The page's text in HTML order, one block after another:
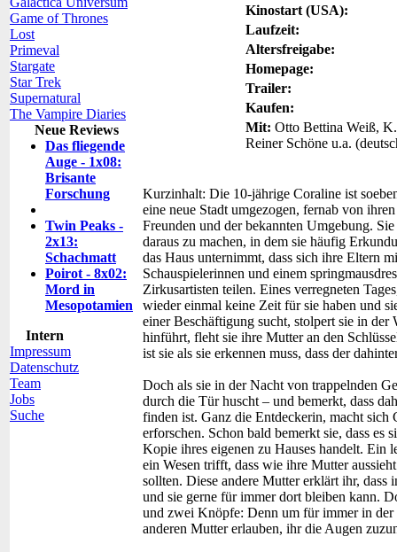
Game of Thrones
Lost
Primeval
Stargate
Star Trek
Supernatural
The Vampire Diaries
Neue Reviews
Das fliegende
Auge - 1x08:
Brisante
Forschung
Twin Peaks -
2x13:
Schachmatt
Poirot - 8x02:
Mord in
Mesopotamien
Intern
Impressum
Datenschutz
Team
Jobs
Suche
Kinostart (USA):
Laufzeit:
Altersfreigabe:
Homepage:
Trailer:
Kaufen:
Mit: Otto Bettina Weiß,
Reiner Schöne u.a.
Kurzinhalt: Die 10-jährige Coraline ist
eine neue Stadt umgezogen, fernab von
Freunden und der bekannten Umgebung. Sie
daraus zu machen, in dem sie häufig
das Haus unternimmt, dass sich ihre Eltern
Schauspielerinnen und einem
Zirkusartisten teilen. Eines verregneten
wieder einmal keine Zeit für sie haben und
einer Beschäftigung sucht, stolpert sie in
hinführt, fleht sie ihre Mutter an den
ist sie als sie erkennen muss, dass der
Doch als sie in der Nacht von trappelnden
durch die Tür huscht – und bemerkt, dass
finden ist. Ganz die Entdeckerin, macht sich
erforschen. Schon bald bemerkt sie, dass
Kopie ihres eigenen zu Hauses handelt.
ein Wesen trifft, dass wie ihre Mutter
sollten. Diese andere Mutter erklärt ihr, dass
und sie gerne für immer dort bleiben kann.
und zwei Knöpfe: Denn um für immer in der
anderen Mutter erlauben, ihr die Augen